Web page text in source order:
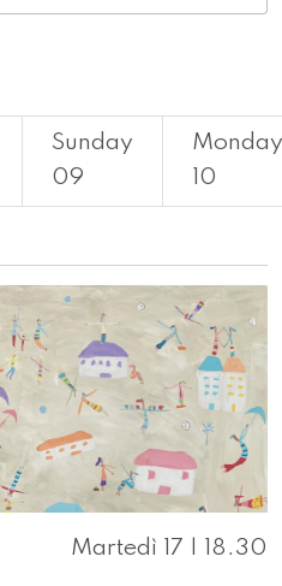
Sunday
09
Monday
10
Martedì 17 | 18.30